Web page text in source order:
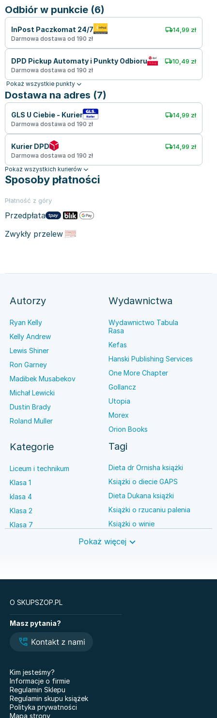
Odbiór w punkcie (6)
InPost Paczkomat 24/7 14,99 zł
Darmowa dostawa od 190 zł
DPD Pickup Automaty i Punkty Odbioru 10,49 zł
Darmowa dostawa od 190 zł
Pokaż wszystkie punkty
Dostawa na adres (7)
GLS U Ciebie - Kurier 14,99 zł
Darmowa dostawa od 190 zł
Kurier DPD 14,99 zł
Darmowa dostawa od 190 zł
Pokaż wszystkich kurierów
Sposoby płatności
Płatność z góry
Przedpłata
Zwykły przelew
Autorzy
Ryan Kelly
Kelly Andrew
Lewis Shiner
Ron Garney
Madibek Musabekov
Michał Lewicki
Dustin Brady
Roland Muller
Wydawnictwa
Wydawnictwo Tabula
Rasa
Kefas
Hanski Publishing Services
One More Chapter
Gollancz
Utopia
Morex
Orion Books
Kategorie
Liceum i technikum
Klasa 1
klasa 4
Klasa 2
Klasa 7
Tagi
Dieta dr Ornisha książki
Książki o diecie GAPS
Dieta Dukana książki
Książki o rzucaniu palenia
Książki o winie
Książki o anestezjologii
Książki
Legendy i Latte
Hazel Wood. Tom 1
Nauczyciele
Nie mówię żegnaj
Co wyszeptał nam deszcz
Pokaż więcej
O SKUPSZOP.PL
Masz pytania?
Kim jesteśmy?
Informacje o firmie
Regulamin Sklepu
Regulamin skupu książek
Polityka prywatności
Mapa strony